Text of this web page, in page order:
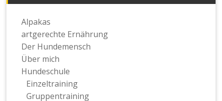
Alpakas
artgerechte Ernährung
Der Hundemensch
Über mich
Hundeschule
Einzeltraining
Gruppentraining